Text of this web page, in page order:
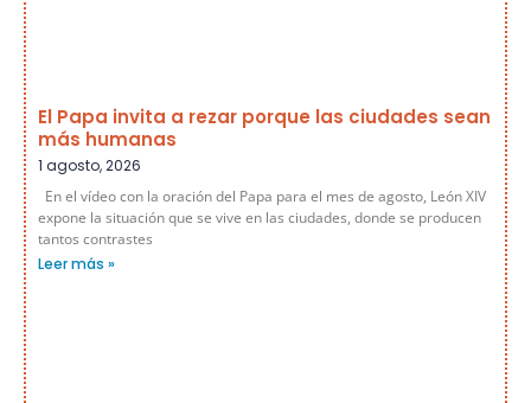
El Papa invita a rezar porque las ciudades sean
más humanas
1 agosto, 2026
En el vídeo con la oración del Papa para el mes de agosto, León XIV
expone la situación que se vive en las ciudades, donde se producen
tantos contrastes
Leer más »